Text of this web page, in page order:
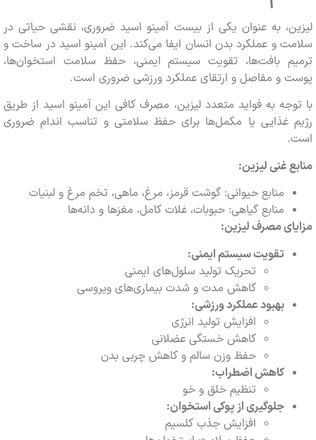
به عنوان یکی از بیست آمینو اسید ضروری، نقشی حیاتی در
و عملکرد بدن انسان ایفا می‌کند. این آمینو اسید در ساخت و
بافت‌ها، تقویت سیستم ایمنی، حفظ سلامت استخوان‌ها،
و مفاصل و ارتقای عملکرد ورزشی ضروری است.
به فواید متعدد لیزین، مصرف کافی این آمینو اسید از طریق
غذایی یا مکمل‌ها برای حفظ سلامتی و تناسب اندام ضروری
غنی لیزین:
منابع حیوانی: گوشت قرمز، مرغ، ماهی، تخم مرغ و لبنیات
منابع گیاهی: حبوبات، غلات کامل، مغزها و دانه‌ها
مصرف لیزین:
تقویت سیستم ایمنی:
تحریک تولید سلول‌های ایمنی
کاهش مدت و شدت بیماری‌های ویروسی
بهبود عملکرد ورزشی:
افزایش تولید انرژی
کاهش خستگی عضلانی
حفظ وزن سالم و کاهش چربی بدن
کاهش اضطراب:
تنظیم خلق و خو
جلوگیری از پوکی استخوان:
افزایش جذب کلسیم